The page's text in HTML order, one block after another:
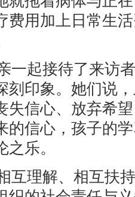
费用加上日常生
一起接待了来访
刻印象。她们说
失信心、放弃希
的信心，孩子的
乐。
互理解、相互扶